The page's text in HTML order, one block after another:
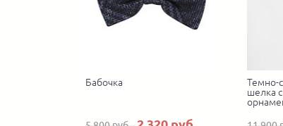
Бабочка
Темно-
шелка